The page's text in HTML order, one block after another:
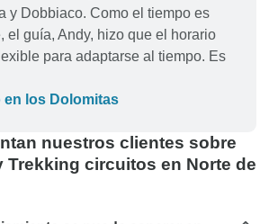
y Dobbiaco. Como el tiempo es
el guía, Andy, hizo que el horario
para adaptarse al tiempo. Es
en los Dolomitas
nuestros clientes sobre
Trekking circuitos en Norte de